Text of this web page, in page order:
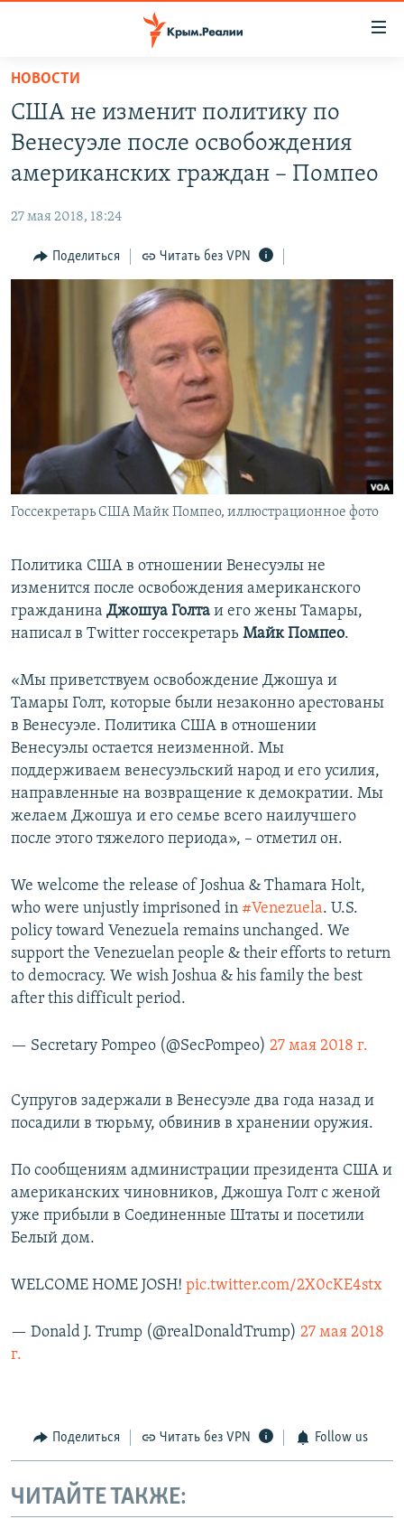
Вернуться
основному
содержанию
главной
Вернутся
11 ЛЕТ ОККУПАЦИИ КРЫМА. 11 ИСТОРИЙ СОПРОТИВЛЕНИЯ
ЕЩЕ
ИНТЕРАКТИВ
ТЕЛЕПРОЕКТ КРЫМ.РЕАЛИИ
СОВЕТЫ ПРАВОЗАЩИТНИКОВ
ПРОПАВШИЕ БЕЗ ВЕСТИ
ПОБЕДИТЕЛЕЙ НЕ СУДЯТ?
КРЫМ.НЕПОКОРЕННЫЙ
ELIFBE
УКРАИНСКАЯ ПРОБЛЕМА КРЫМА
РАДІО СВОБОДА
КАК ОБОЙТИ БЛОКИРОВКУ
ПРИСОЕДИНЯЙТЕСЬ!
НОВОСТИ
США не изменит политику по
Венесуэле после освобождения
американских граждан – Помпео
27 мая 2018, 18:24
Поделиться Читать без VPN
Госсекретарь США Майк Помпео, иллюстрационное фото
Политика США в отношении Венесуэлы не
изменится после освобождения американского
гражданина Джошуа Голта и его жены Тамары,
написал в Twitter госсекретарь Майк Помпео.
«Мы приветствуем освобождение Джошуа и
Тамары Голт, которые были незаконно арестованы
в Венесуэле. Политика США в отношении
Венесуэлы остается неизменной. Мы
поддерживаем венесуэльский народ и его усилия,
направленные на возвращение к демократии. Мы
желаем Джошуа и его семье всего наилучшего
после этого тяжелого периода», – отметил он.
We welcome the release of Joshua & Thamara Holt,
who were unjustly imprisoned in #Venezuela. U.S.
policy toward Venezuela remains unchanged. We
support the Venezuelan people & their efforts to return
to democracy. We wish Joshua & his family the best
after this difficult period.
— Secretary Pompeo (@SecPompeo) 27 мая 2018 г.
Супругов задержали в Венесуэле два года назад и
посадили в тюрьму, обвинив в хранении оружия.
По сообщениям администрации президента США и
американских чиновников, Джошуа Голт с женой
уже прибыли в Соединенные Штаты и посетили
Белый дом.
WELCOME HOME JOSH! pic.twitter.com/2X0cKE4stx
— Donald J. Trump (@realDonaldTrump) 27 мая 2018
г.
Поделиться Читать без VPN Follow us
ЧИТАЙТЕ ТАКЖЕ: